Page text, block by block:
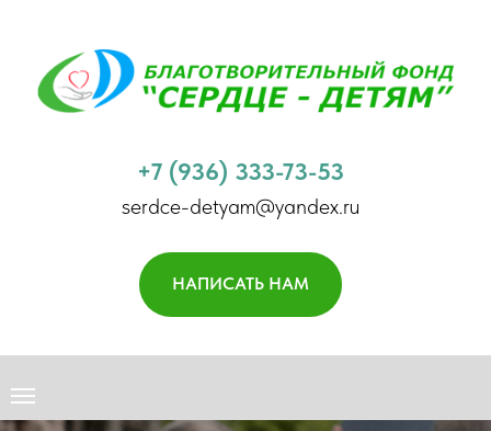
+7 (936) 333-73-53
serdce-detyam@yandex.ru
НАПИСАТЬ НАМ
НАША МИССИЯ